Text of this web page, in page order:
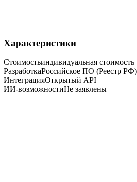
Характеристики
Стоимостьиндивидуальная стоимость
РазработкаРоссийское ПО (Реестр РФ)
ИнтеграцияОткрытый API
ИИ-возможностиНе заявлены